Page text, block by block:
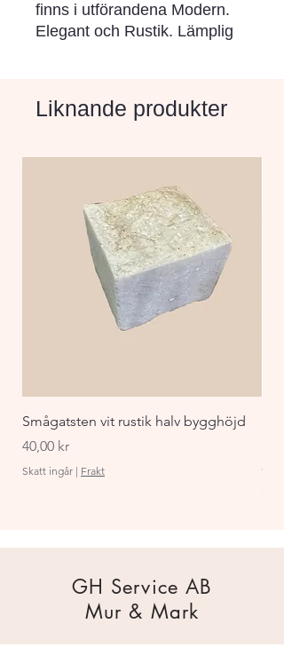
finns i utförandena Modern.
Elegant och Rustik. Lämplig
klassisk beläggning som
tillsammans med Bohus
Benders produkter.
Liknande produkter
Smågatsten vit rustik halv bygghöjd
Pris
40,00 kr
Skatt ingår | Frakt
Pris
GH Service AB
Mur & Mark